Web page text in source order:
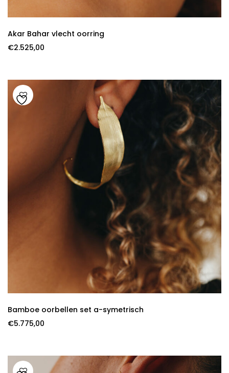
Akar Bahar vlecht oorring
€2.525,00
Bamboe oorbellen set a-symetrisch
€5.775,00